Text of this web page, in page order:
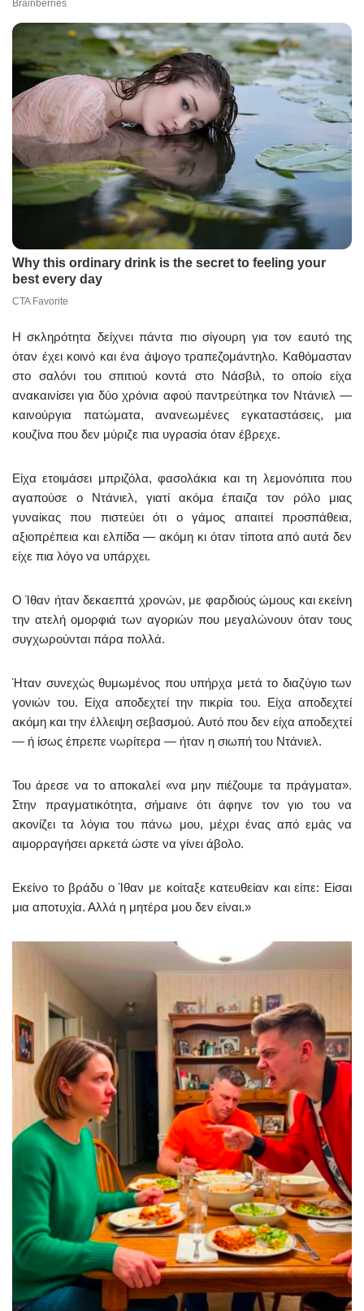
Η σκληρότητα δείχνει πάντα πιο σίγουρη για τον εαυτό της
όταν έχει κοινό και ένα άψογο τραπεζομάντηλο. Καθόμασταν
στο σαλόνι του σπιτιού κοντά στο Νάσβιλ, το οποίο είχα
ανακαινίσει για δύο χρόνια αφού παντρεύτηκα τον Ντάνιελ —
καινούργια πατώματα, ανανεωμένες εγκαταστάσεις, μια
κουζίνα που δεν μύριζε πια υγρασία όταν έβρεχε.
Είχα ετοιμάσει μπριζόλα, φασολάκια και τη λεμονόπιτα που
αγαπούσε ο Ντάνιελ, γιατί ακόμα έπαιζα τον ρόλο μιας
γυναίκας που πιστεύει ότι ο γάμος απαιτεί προσπάθεια,
αξιοπρέπεια και ελπίδα — ακόμη κι όταν τίποτα από αυτά δεν
είχε πια λόγο να υπάρχει.
Ο Ίθαν ήταν δεκαεπτά χρονών, με φαρδιούς ώμους και εκείνη
την ατελή ομορφιά των αγοριών που μεγαλώνουν όταν τους
συγχωρούνται πάρα πολλά.
Ήταν συνεχώς θυμωμένος που υπήρχα μετά το διαζύγιο των
γονιών του. Είχα αποδεχτεί την πικρία του. Είχα αποδεχτεί
ακόμη και την έλλειψη σεβασμού. Αυτό που δεν είχα αποδεχτεί
— ή ίσως έπρεπε νωρίτερα — ήταν η σιωπή του Ντάνιελ.
Του άρεσε να το αποκαλεί «να μην πιέζουμε τα πράγματα».
Στην πραγματικότητα, σήμαινε ότι άφηνε τον γιο του να
ακονίζει τα λόγια του πάνω μου, μέχρι ένας από εμάς να
αιμορραγήσει αρκετά ώστε να γίνει άβολο.
Εκείνο το βράδυ ο Ίθαν με κοίταξε κατευθείαν και είπε: Είσαι
μια αποτυχία. Αλλά η μητέρα μου δεν είναι.»